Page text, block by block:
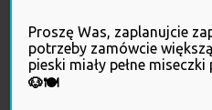
Proszę Was, zaplanujcie
potrzeby zamówcie
pieski miały pełne
🐶🍽️